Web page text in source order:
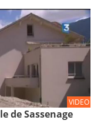
VIDEO
de Sassenage